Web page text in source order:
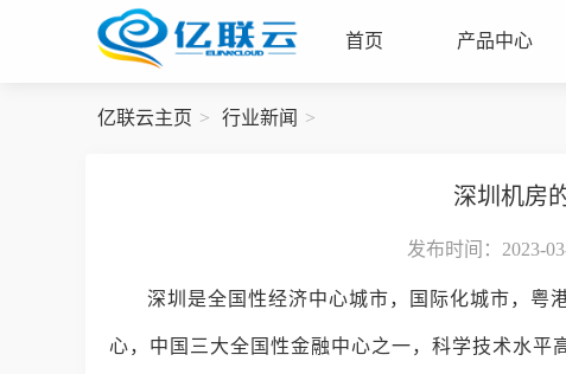
首页 产品中心
亿联云主页 行业新闻
深圳机房
发布时间：2023-
深圳是全国性经济中心城市，国际化城市，粤
心，中国三大全国性金融中心之一，科学技术水